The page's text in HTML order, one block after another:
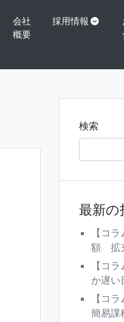
会社
概要
採用情報
検索
最新の
【コ
額 拡
【コ
か遅い
【コ
簡易課